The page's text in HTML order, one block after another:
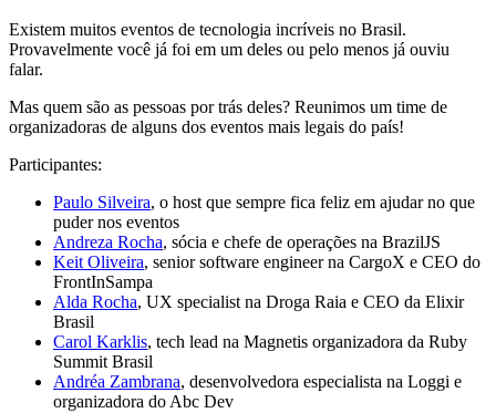
Existem muitos eventos de tecnologia incríveis no Brasil.
Provavelmente você já foi em um deles ou pelo menos já ouviu
falar.
Mas quem são as pessoas por trás deles? Reunimos um time de
organizadoras de alguns dos eventos mais legais do país!
Participantes:
Paulo Silveira, o host que sempre fica feliz em ajudar no que
puder nos eventos
Andreza Rocha, sócia e chefe de operações na BrazilJS
Keit Oliveira, senior software engineer na CargoX e CEO do
FrontInSampa
Alda Rocha, UX specialist na Droga Raia e CEO da Elixir
Brasil
Carol Karklis, tech lead na Magnetis organizadora da Ruby
Summit Brasil
Andréa Zambrana, desenvolvedora especialista na Loggi e
organizadora do Abc Dev